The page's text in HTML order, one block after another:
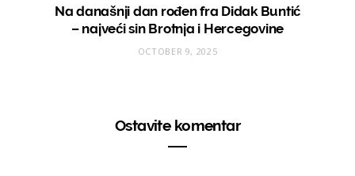
Na današnji dan rođen fra Didak Buntić
– najveći sin Brotnja i Hercegovine
OCTOBER 9, 2025
Ostavite komentar